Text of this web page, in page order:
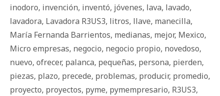
inodoro, invención, inventó, jóvenes, lava, lavado,
lavadora, Lavadora R3US3, litros, llave, manecilla,
María Fernanda Barrientos, medianas, mejor, Mexico,
Micro empresas, negocio, negocio propio, novedoso,
nuevo, ofrecer, palanca, pequeñas, persona, pierden,
piezas, plazo, precede, problemas, producir, promedio,
proyecto, proyectos, pyme, pymempresario, R3US3,